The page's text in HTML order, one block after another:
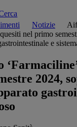
Notizie
nel primo
e
2024,